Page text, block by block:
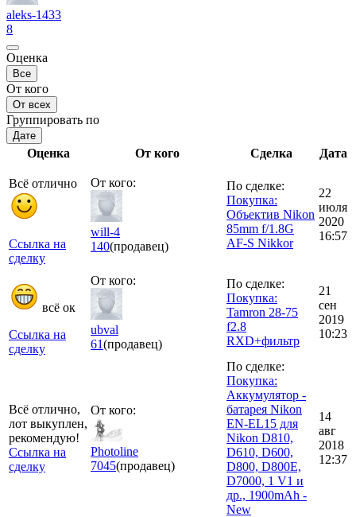
aleks-1433
8
Оценка
Все
От кого
От всех
Группировать по
Дате
Оценка От кого Сделка Дата
Всё отлично
Ссылка на
сделку
От кого:
will-4
140(продавец)
По сделке:
Покупка:
Объектив Nikon
85mm f/1.8G
AF-S Nikkor
22
июля
2020
16:57
всё ок
Ссылка на
сделку
От кого:
ubval
61(продавец)
По сделке:
Покупка:
Tamron 28-75
f2.8
RXD+фильтр
21
сен
2019
10:23
Всё отлично,
лот выкуплен,
рекомендую!
Ссылка на
сделку
От кого:
Photoline
7045(продавец)
По сделке:
Покупка:
Аккумулятор -
батарея Nikon
EN-EL15 для
Nikon D810,
D610, D600,
D800, D800E,
D7000, 1 V1 и
др., 1900mAh -
New
14
авг
2018
12:37